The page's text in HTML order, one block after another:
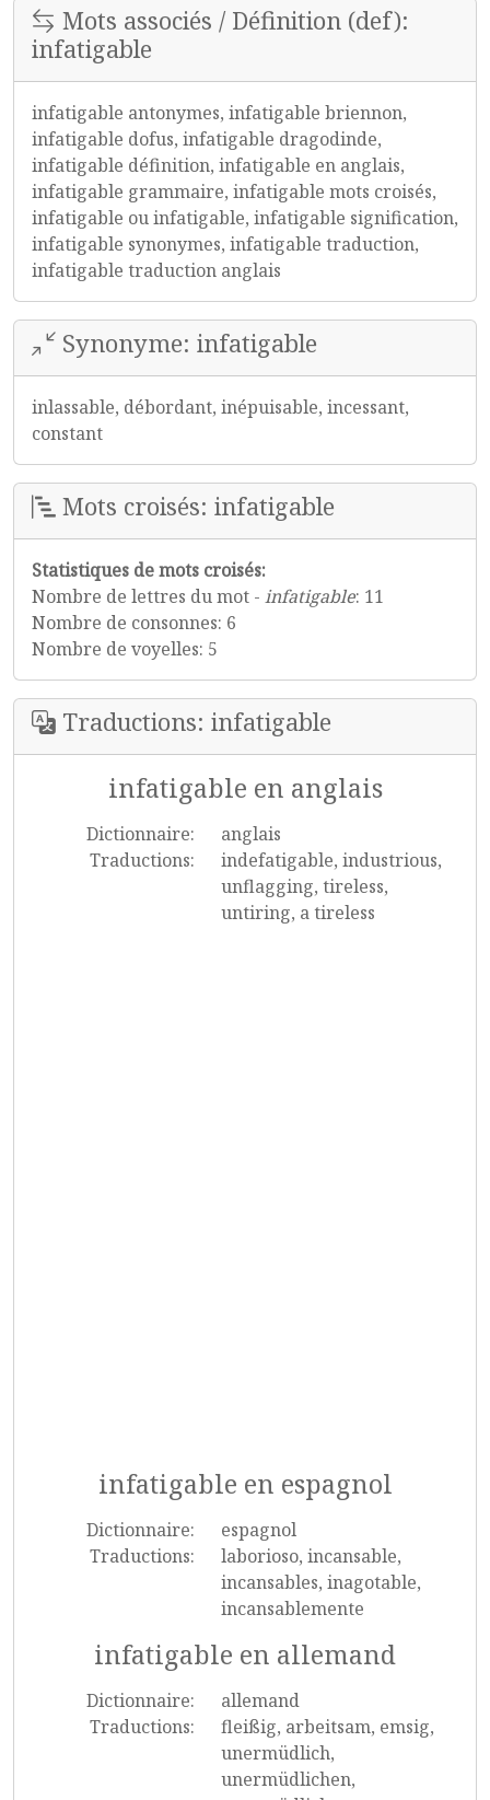
Mots associés / Définition (def):
infatigable
infatigable antonymes, infatigable briennon,
infatigable dofus, infatigable dragodinde,
infatigable définition, infatigable en anglais,
infatigable grammaire, infatigable mots croisés,
infatigable ou infatigable, infatigable signification,
infatigable synonymes, infatigable traduction,
infatigable traduction anglais
Synonyme: infatigable
inlassable, débordant, inépuisable, incessant,
constant
Mots croisés: infatigable
Statistiques de mots croisés:
Nombre de lettres du mot - infatigable: 11
Nombre de consonnes: 6
Nombre de voyelles: 5
Traductions: infatigable
infatigable en anglais
Dictionnaire:
anglais
Traductions:
indefatigable, industrious,
unflagging, tireless,
untiring, a tireless
infatigable en espagnol
Dictionnaire:
espagnol
Traductions:
laborioso, incansable,
incansables, inagotable,
incansablemente
infatigable en allemand
Dictionnaire:
allemand
Traductions:
fleißig, arbeitsam, emsig,
unermüdlich,
unermüdlichen,